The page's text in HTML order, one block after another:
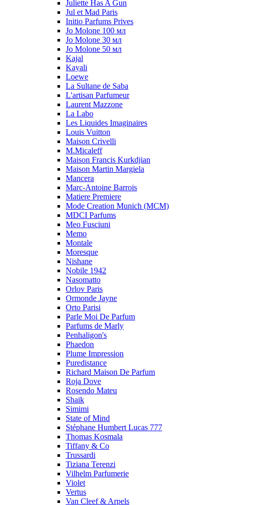
Juliette Has A Gun
Jul et Mad Paris
Initio Parfums Prives
Jo Molone 100 мл
Jo Molone 30 мл
Jo Molone 50 мл
Kajal
Kayali
Loewe
La Sultane de Saba
L'artisan Parfumeur
Laurent Mazzone
La Labo
Les Liquides Imaginaires
Louis Vuitton
Maison Crivelli
M.Micaleff
Maison Francis Kurkdjian
Maison Martin Margiela
Mancera
Marc-Antoine Barrois
Matiere Premiere
Mode Creation Munich (MCM)
MDCI Parfums
Meo Fusciuni
Memo
Montale
Moresque
Nishane
Nobile 1942
Nasomatto
Orlov Paris
Ormonde Jayne
Orto Parisi
Parle Moi De Parfum
Parfums de Marly
Penhaligon's
Phaedon
Plume Impression
Puredistance
Richard Maison De Parfum
Roja Dove
Rosendo Mateu
Shaik
Simimi
State of Mind
Stéphane Humbert Lucas 777
Thomas Kosmala
Tiffany & Co
Trussardi
Tiziana Terenzi
Vilhelm Parfumerie
Violet
Vertus
Van Cleef & Arpels